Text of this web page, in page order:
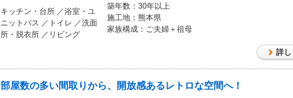
キッチン・台所 ／浴室・ユ
ニットバス ／トイレ ／洗面
所・脱衣所 ／リビング
築年数：30年以上
施工地：熊本県
家族構成：ご夫婦＋祖母
詳し
部屋数の多い間取りから、開放感あるレトロな空間へ！